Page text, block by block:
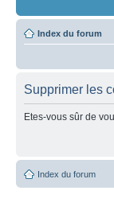
Index du forum
Supprimer les
Etes-vous sûr de
Index du forum